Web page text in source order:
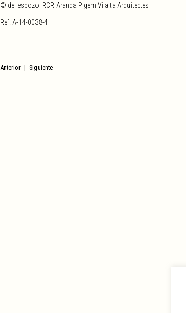
© del esbozo: RCR Aranda Pigem Vilalta Arquitectes
Ref. A-14-0038-4
NavegaciónSiguiente
Anterior